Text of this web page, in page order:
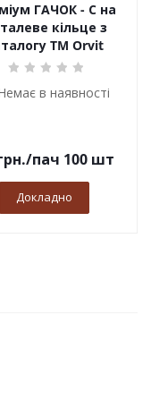
ГАЧОК - С на
кільце з
TM Orvit
в наявності
/пач 100 шт
Докладно